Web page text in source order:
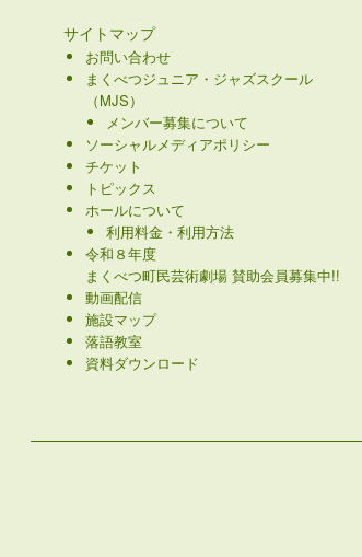
サイトマップ
お問い合わせ
まくべつジュニア・ジャズスクール
（MJS）
メンバー募集について
ソーシャルメディアポリシー
チケット
トピックス
ホールについて
利用料金・利用方法
令和８年度
まくべつ町民芸術劇場 賛助会員募集中!!
動画配信
施設マップ
落語教室
資料ダウンロード